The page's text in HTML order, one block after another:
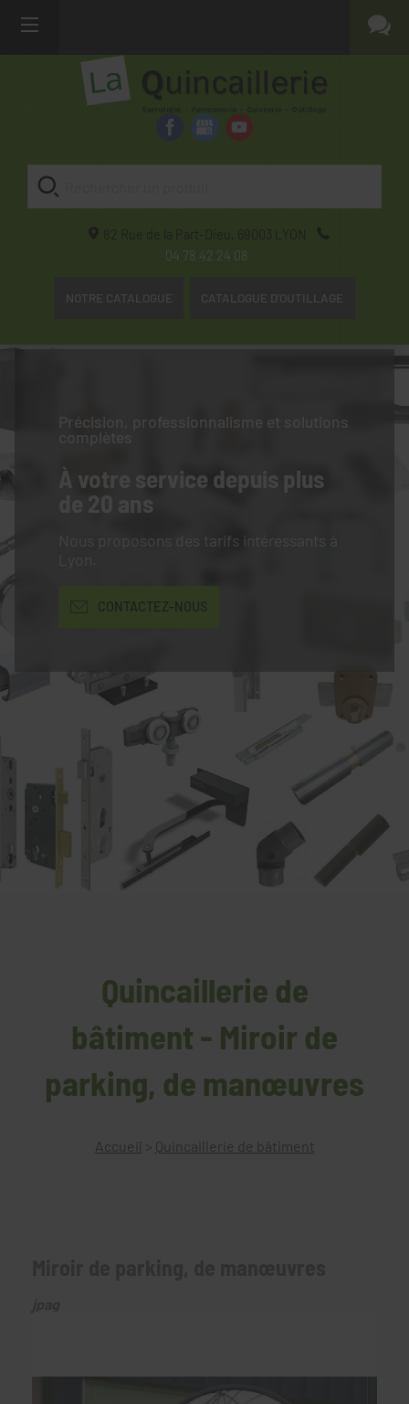
82 Rue de la Part-Dieu, 69003
LYON
04 78 42 24 08
NOTRE CATALOGUE CATALOGUE D'OUTILLAGE
Précision, professionnalisme et solutions
complètes
À votre service depuis plus
de 20 ans
Nous proposons des tarifs intéressants à
CONTACTEZ-NOUS
Quincaillerie de
bâtiment - Miroir de
parking, de manœuvres
Accueil > Quincaillerie de bâtiment